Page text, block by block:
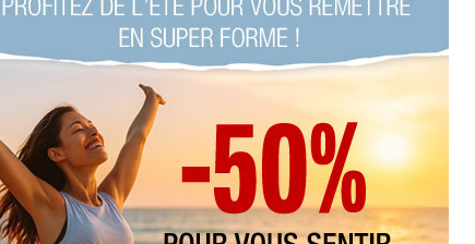
Entre le téléphone, les
beau à croire que la météo le
jardiner et vu de temps de
journée. Aucune dépense
ARCHIVES